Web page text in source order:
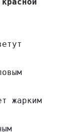
жарким